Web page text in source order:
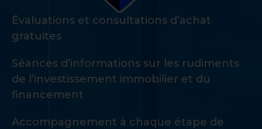
Évaluations et consultations d’achat
gratuites
Séances d’informations sur les rudiments
de l’investissement immobilier et du
financement
Accompagnement à chaque étape de